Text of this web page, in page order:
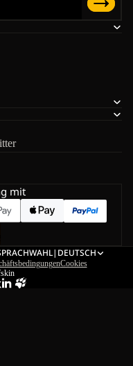
mit
| DEUTSCH
Cookies